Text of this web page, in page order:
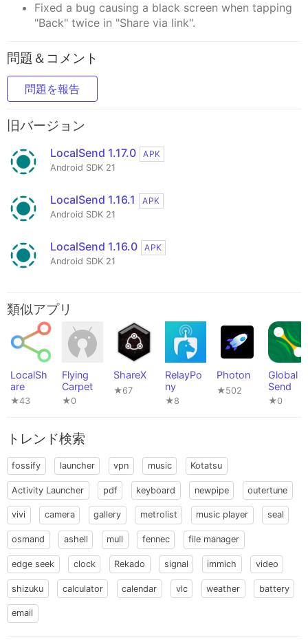
Fixed a bug causing a black screen when tapping
"Back" twice in "Share via link".
問題＆コメント
問題を報告
旧バージョン
LocalSend 1.17.0
APK
Android SDK 21
LocalSend 1.16.1
APK
Android SDK 21
LocalSend 1.16.0
APK
Android SDK 21
類似アプリ
LocalSh
are
★43
Flying
Carpet
★0
ShareX
★67
RelayPo
ny
★8
Photon
★502
Global
Send
★0
トレンド検索
fossify launcher vpn music Kotatsu
Activity Launcher pdf keyboard newpipe outertune
vivi camera gallery metrolist music player seal
osmand ashell mull fennec file manager
edge seek clock Rekado signal immich video
shizuku calculator calendar vlc weather battery
email